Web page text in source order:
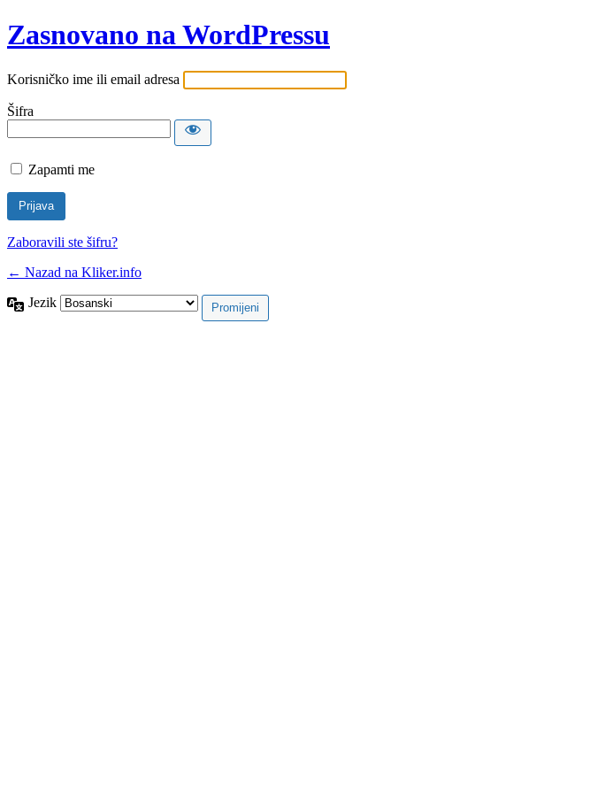
Zasnovano na WordPressu
Korisničko ime ili email adresa
Šifra
Zapamti me
Zaboravili ste šifru?
← Nazad na Kliker.info
Jezik